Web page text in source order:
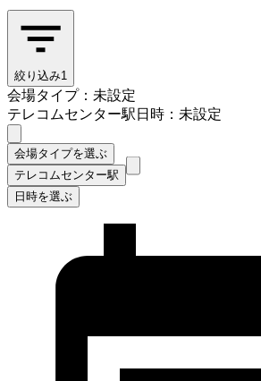
絞り込み1
会場タイプ：未設定
テレコムセンター駅日時：未設定
会場タイプを選ぶ
テレコムセンター駅
日時を選ぶ